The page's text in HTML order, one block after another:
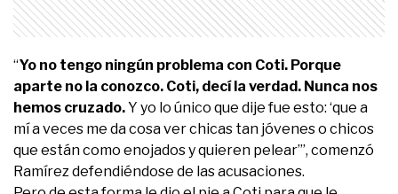
“Yo no tengo ningún problema con Coti. Porque
aparte no la conozco. Coti, decí la verdad. Nunca nos
hemos cruzado.Y yo lo único que dije fue esto: ‘que a
mí a veces me da cosa ver chicas tan jóvenes o chicos
que están como enojados y quieren pelear’”, comenzó
Ramírez defendiéndose de las acusaciones.